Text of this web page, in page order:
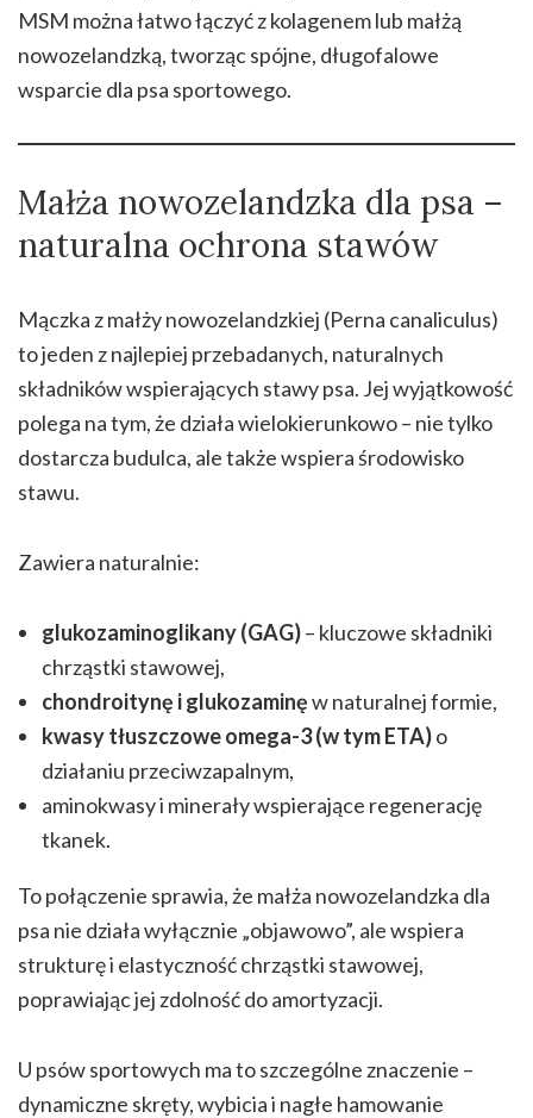
MSM można łatwo łączyć z kolagenem lub małżą
nowozelandzką, tworząc spójne, długofalowe
wsparcie dla psa sportowego.
Małża nowozelandzka dla psa –
naturalna ochrona stawów
Mączka z małży nowozelandzkiej (Perna canaliculus)
to jeden z najlepiej przebadanych, naturalnych
składników wspierających stawy psa. Jej wyjątkowość
polega na tym, że działa wielokierunkowo – nie tylko
dostarcza budulca, ale także wspiera środowisko
stawu.
Zawiera naturalnie:
glukozaminoglikany (GAG)– kluczowe składniki
chrząstki stawowej,
chondroitynę i glukozaminęw naturalnej formie,
kwasy tłuszczowe omega-3 (w tym ETA)o
działaniu przeciwzapalnym,
aminokwasy i minerały wspierające regenerację
tkanek.
To połączenie sprawia, że małża nowozelandzka dla
psa nie działa wyłącznie „objawowo”, ale wspiera
strukturę i elastyczność chrząstki stawowej,
poprawiając jej zdolność do amortyzacji.
U psów sportowych ma to szczególne znaczenie –
dynamiczne skręty, wybicia i nagłe hamowanie